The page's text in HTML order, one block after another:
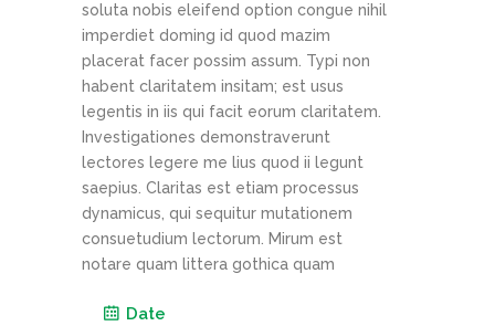
soluta nobis eleifend option congue nihil
imperdiet doming id quod mazim
placerat facer possim assum. Typi non
habent claritatem insitam; est usus
legentis in iis qui facit eorum claritatem.
Investigationes demonstraverunt
lectores legere me lius quod ii legunt
saepius. Claritas est etiam processus
dynamicus, qui sequitur mutationem
consuetudium lectorum. Mirum est
notare quam littera gothica quam
Date